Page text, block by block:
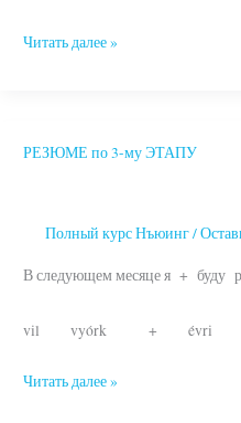
Читать далее »
РЕЗЮМЕ по 3-му ЭТАПУ
Полный курс Нъюинг/
В следующем месяце я + буду
Next
vil vyórk + évri
РЕЗЮМЕ
ЭТАПУ
Читать далее »